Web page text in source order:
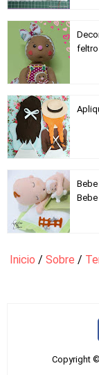
feltro
Bebe
Inicio / Sobre /
Copyright ©